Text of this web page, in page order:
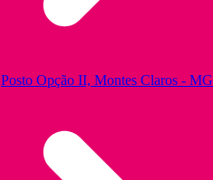
Posto Opção II, Montes Claros - MG